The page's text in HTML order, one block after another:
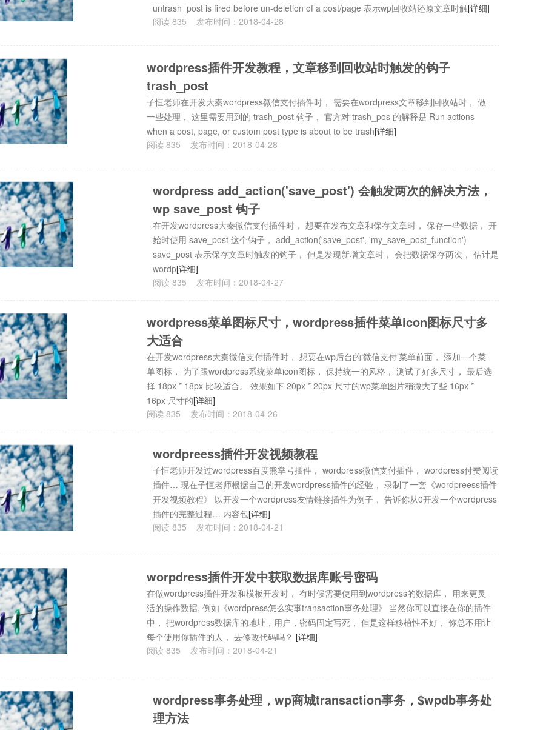
untrash_post is fired before un-deletion of a post/page 表示wp回收站还原文章时触[详细]
阅读835 发布时间：2018-04-28
wordpress插件开发教程，文章移到回收站时触发的钩子
trash_post
子恒老师在开发大秦wordpress微信支付插件时， 需要在wordpress文章移到回收站时， 做
一些处理， 这里需要用到的 trash_post 钩子， 官方对 trash_pos 的解释是 Run actions
when a post, page, or custom post type is about to be trash[详细]
阅读835 发布时间：2018-04-28
wordpress add_action('save_post') 会触发两次的解决方法，
wp save_post 钩子
在开发wordpress大秦微信支付插件时， 想要在发布文章和保存文章时， 保存一些数据， 开
始时使用 save_post 这个钩子， add_action('save_post', 'my_save_post_function')
save_post 表示保存文章时触发的钩子， 但是发现新增文章时， 会把数据保存两次， 估计是
wordp[详细]
阅读835 发布时间：2018-04-27
wordpress菜单图标尺寸，wordpress插件菜单icon图标尺寸多
大适合
在开发wordpress大秦微信支付插件时， 想要在wp后台的‘微信支付’菜单前面， 添加一个菜
单图标， 为了跟wordpress系统菜单icon图标， 保持统一的风格， 测试了好多尺寸， 最后选
择 18px * 18px 比较适合。 效果如下 20px * 20px 尺寸的wp菜单图片稍微大了些 16px *
16px 尺寸的[详细]
阅读835 发布时间：2018-04-26
wordpreess插件开发视频教程
子恒老师开发过wordpress百度熊掌号插件， wordpress微信支付插件， wordpress付费阅读
插件… 现在子恒老师根据自己的开发wordpress插件的经验， 录制了一套《wordpreess插件
开发视频教程》 以开发一个wordpress友情链接插件为例子， 告诉你从0开发一个wordpress
插件的完整过程… 内容包[详细]
阅读835 发布时间：2018-04-21
worpdress插件开发中获取数据库账号密码
在做wordpress插件开发和模板开发时， 有时候需要使用到wordpress的数据库， 用来更灵
活的操作数据, 例如《wordpress怎么实事transaction事务处理》 当然你可以直接在你的插件
中， 把wordpress数据库的地址，用户，密码固定写死， 但是这样移植性不好， 你总不用让
每个使用你插件的人， 去修改代码吗？ [详细]
阅读835 发布时间：2018-04-21
wordpress事务处理，wp商城transaction事务，$wpdb事务处
理方法